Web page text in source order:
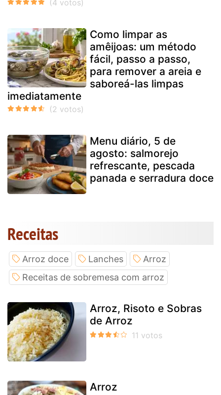
Como limpar as
amêijoas: um método
fácil, passo a passo,
para remover a areia e
saboreá-las limpas
imediatamente
Menu diário, 5 de
agosto: salmorejo
refrescante, pescada
panada e serradura doce
Receitas
Arroz doce Lanches
Arroz
Receitas de sobremesa com arroz
Arroz, Risoto e Sobras
de Arroz
Arroz